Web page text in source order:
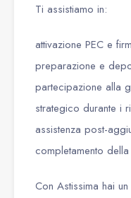
Ti assistiamo in:
attivazione PEC e
preparazione e
partecipazione alla
strategico durante i
assistenza post-
completamento
Con Astissima hai